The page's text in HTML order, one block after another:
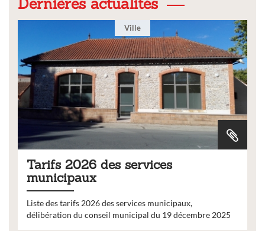
Dernières actualités
Ville
Tarifs 2026 des services
municipaux
Liste des tarifs 2026 des services municipaux,
délibération du conseil municipal du 19 décembre 2025